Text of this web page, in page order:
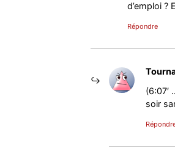
d’emploi ?
Répondre
(6:07′
soir